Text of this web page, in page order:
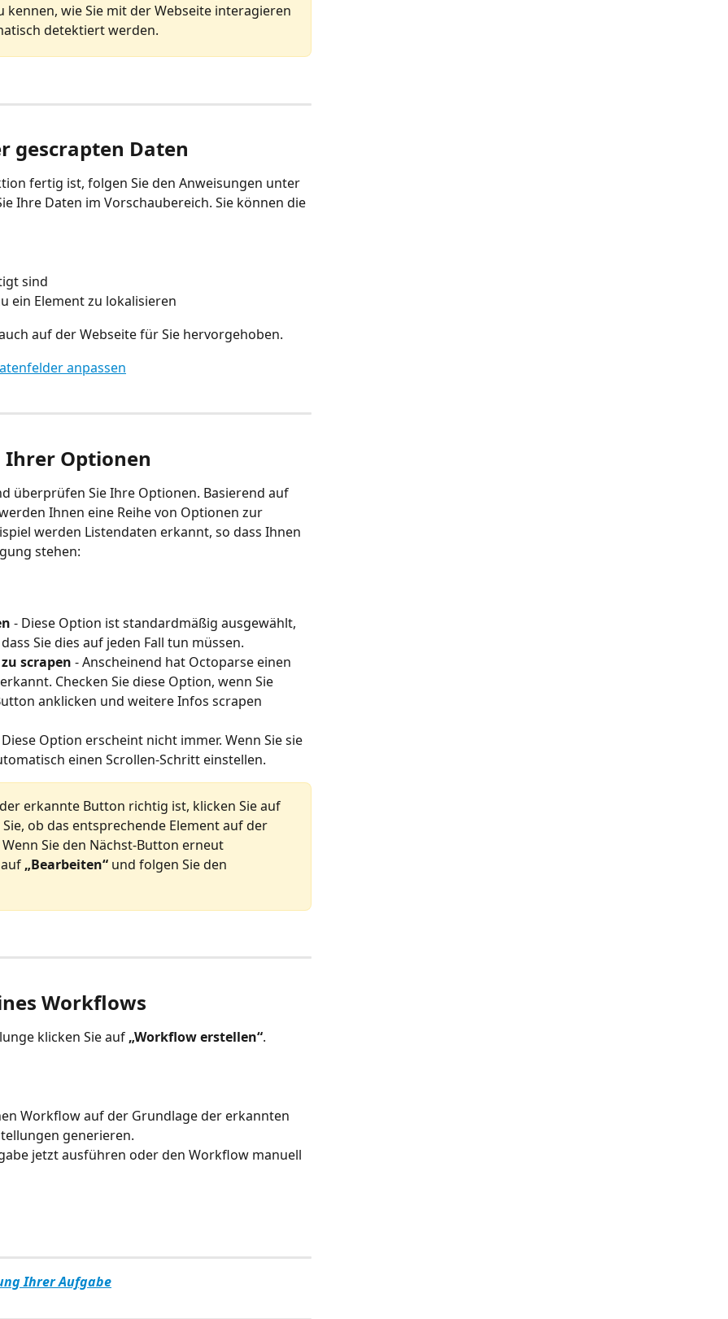
kennen, wie Sie mit der Webseite interagieren
detektiert werden.
gescrapten Daten
fertig ist, folgen Sie den Anweisungen unter
Ihre Daten im Vorschaubereich. Sie können die
sind
ein Element zu lokalisieren
auf der Webseite für Sie hervorgehoben.
Ihrer Optionen
überprüfen Sie Ihre Optionen. Basierend auf
Ihnen eine Reihe von Optionen zur
werden Listendaten erkannt, so dass Ihnen
stehen:
- Diese Option ist standardmäßig ausgewählt,
Sie dies auf jeden Fall tun müssen.
scrapen - Anscheinend hat Octoparse einen
Checken Sie diese Option, wenn Sie
anklicken und weitere Infos scrapen
Option erscheint nicht immer. Wenn Sie sie
einen Scrollen-Schritt einstellen.
erkannte Button richtig ist, klicken Sie auf
ob das entsprechende Element auf der
Sie den Nächst-Button erneut
„Bearbeiten“ und folgen Sie den
Workflows
klicken Sie auf „Workflow erstellen“.
Workflow auf der Grundlage der erkannten
generieren.
jetzt ausführen oder den Workflow manuell
Ihrer Aufgabe